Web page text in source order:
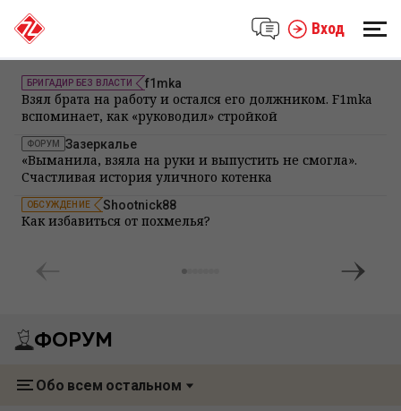
Вход
БРИГАДИР БЕЗ ВЛАСТИ f1mka
Взял брата на работу и остался его должником. F1mka
вспоминает, как «руководил» стройкой
ФОРУМ Зазеркалье
«Выманила, взяла на руки и выпустить не смогла».
Счастливая история уличного котенка
ОБСУЖДЕНИЕ Shootnick88
Как избавиться от похмелья?
ФОРУМ
Обо всем остальном